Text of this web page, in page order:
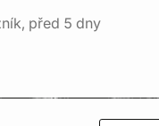
před 5 dny